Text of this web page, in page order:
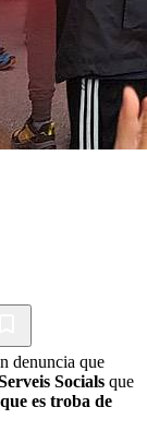
denuncia que
Socials que
es troba de